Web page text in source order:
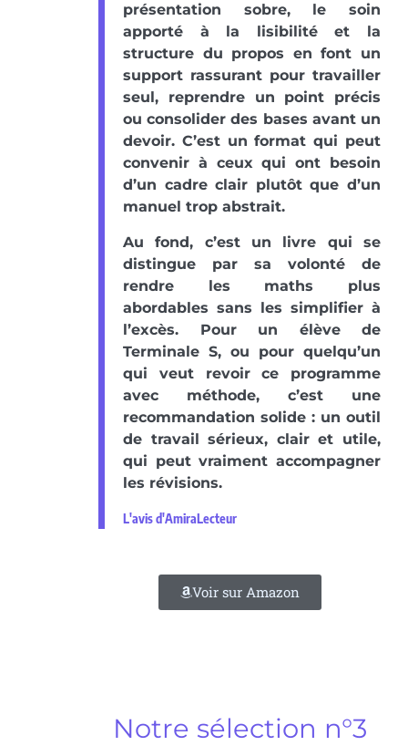
présentation sobre, le soin
apporté à la lisibilité et la
structure du propos en font un
support rassurant pour travailler
seul, reprendre un point précis
ou consolider des bases avant un
devoir. C’est un format qui peut
convenir à ceux qui ont besoin
d’un cadre clair plutôt que d’un
manuel trop abstrait.
Au fond, c’est un livre qui se
distingue par sa volonté de
rendre les maths plus
abordables sans les simplifier à
l’excès. Pour un élève de
Terminale S, ou pour quelqu’un
qui veut revoir ce programme
avec méthode, c’est une
recommandation solide : un outil
de travail sérieux, clair et utile,
qui peut vraiment accompagner
les révisions.
L'avis d'AmiraLecteur
Voir sur Amazon
Notre sélection n°3